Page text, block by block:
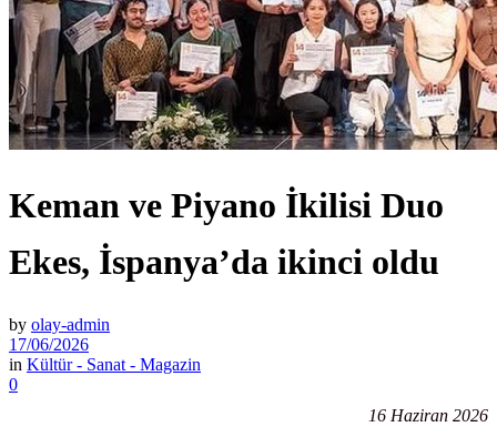
Keman ve Piyano İkilisi Duo
Ekes, İspanya’da ikinci oldu
by olay-admin
17/06/2026
in Kültür - Sanat - Magazin
0
16 Haziran 2026